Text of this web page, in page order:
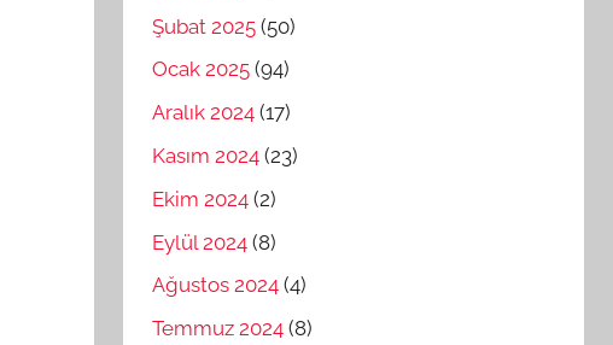
Şubat 2025 (50)
Ocak 2025 (94)
Aralık 2024 (17)
Kasım 2024 (23)
Ekim 2024 (2)
Eylül 2024 (8)
Ağustos 2024 (4)
Temmuz 2024 (8)